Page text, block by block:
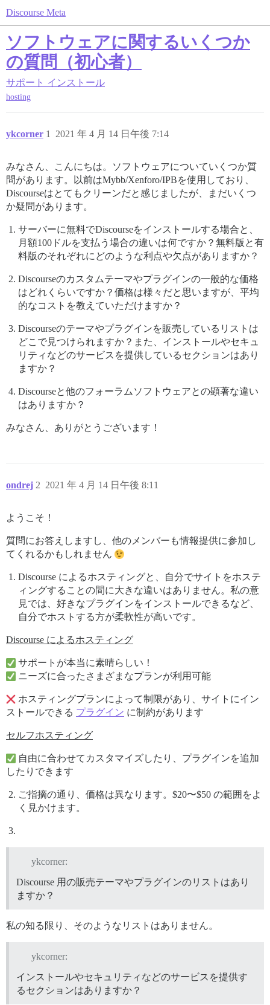
Discourse Meta
ソフトウェアに関するいくつか
の質問（初心者）
サポート インストール
hosting
ykcorner 2021 年 4 月 14 日午後 7:14
1
みなさん、こんにちは。ソフトウェアについていくつか質
問があります。以前はMybb/Xenforo/IPBを使用しており、
Discourseはとてもクリーンだと感じましたが、まだいくつ
か疑問があります。
サーバーに無料でDiscourseをインストールする場合と、
月額100ドルを支払う場合の違いは何ですか？無料版と有
料版のそれぞれにどのような利点や欠点がありますか？
Discourseのカスタムテーマやプラグインの一般的な価格
はどれくらいですか？価格は様々だと思いますが、平均
的なコストを教えていただけますか？
Discourseのテーマやプラグインを販売しているリストは
どこで見つけられますか？また、インストールやセキュ
リティなどのサービスを提供しているセクションはあり
ますか？
Discourseと他のフォーラムソフトウェアとの顕著な違い
はありますか？
みなさん、ありがとうございます！
ondrej 2021 年 4 月 14 日午後 8:11
2
ようこそ！
質問にお答えしますし、他のメンバーも情報提供に参加し
てくれるかもしれません
Discourse によるホスティングと、自分でサイトをホステ
ィングすることの間に大きな違いはありません。私の意
見では、好きなプラグインをインストールできるなど、
自分でホストする方が柔軟性が高いです。
Discourse によるホスティング
サポートが本当に素晴らしい！
ニーズに合ったさまざまなプランが利用可能
ホスティングプランによって制限があり、サイトにイン
ストールできる プラグイン に制約があります
セルフホスティング
自由に合わせてカスタマイズしたり、プラグインを追加
したりできます
ご指摘の通り、価格は異なります。$20〜$50 の範囲をよ
く見かけます。
ykcorner:
Discourse 用の販売テーマやプラグインのリストはあり
ますか？
私の知る限り、そのようなリストはありません。
ykcorner:
インストールやセキュリティなどのサービスを提供す
るセクションはありますか？